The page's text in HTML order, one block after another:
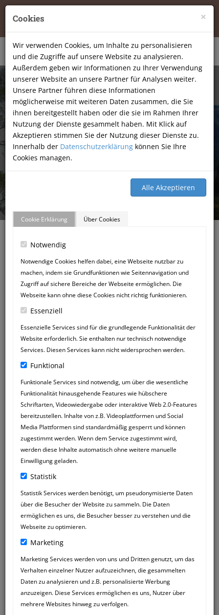
×
Cookies
Wir verwenden Cookies, um Inhalte zu personalisieren
und die Zugriffe auf unsere Website zu analysieren.
Außerdem geben wir Informationen zu Ihrer Verwendung
unserer Website an unsere Partner für Analysen weiter.
Unsere Partner führen diese Informationen
möglicherweise mit weiteren Daten zusammen, die Sie
ihnen bereitgestellt haben oder die sie im Rahmen Ihrer
Nutzung der Dienste gesammelt haben. Mit Klick auf
Akzeptieren stimmen Sie der Nutzung dieser Dienste zu.
Innerhalb der Datenschutzerklärung können Sie Ihre
Cookies managen.
Cookie Erklärung Über Cookies
Notwendig
Notwendige Cookies helfen dabei, eine Webseite nutzbar zu
machen, indem sie Grundfunktionen wie Seitennavigation und
Zugriff auf sichere Bereiche der Webseite ermöglichen. Die
Webseite kann ohne diese Cookies nicht richtig funktionieren.
Essenziell
Essenzielle Services sind für die grundlegende Funktionalität der
Website erforderlich. Sie enthalten nur technisch notwendige
Services. Diesen Services kann nicht widersprochen werden.
Funktional
Funktionale Services sind notwendig, um über die wesentliche
Funktionalität hinausgehende Features wie hübschere
Schriftarten, Videowiedergabe oder interaktive Web 2.0-Features
bereitzustellen. Inhalte von z.B. Videoplattformen und Social
Media Plattformen sind standardmäßig gesperrt und können
zugestimmt werden. Wenn dem Service zugestimmt wird,
werden diese Inhalte automatisch ohne weitere manuelle
Einwilligung geladen.
Statistik
Statistik Services werden benötigt, um pseudonymisierte Daten
über die Besucher der Website zu sammeln. Die Daten
ermöglichen es uns, die Besucher besser zu verstehen und die
Webseite zu optimieren.
Marketing
Marketing Services werden von uns und Dritten genutzt, um das
Verhalten einzelner Nutzer aufzuzeichnen, die gesammelten
Daten zu analysieren und z.B. personalisierte Werbung
anzuzeigen. Diese Services ermöglichen es uns, Nutzer über
mehrere Websites hinweg zu verfolgen.
|
07134-9177806
NEUER
GÄSTEBUCHEINTRAG
Zurück zum Gästebuch
WOLFINGER UWE
Liebes Mössner Team,
Ihnen Bedanken wie sie unserem Hund
Lucky geholfen haben . Wir sind sehr
froh das es solche Menschen gibt wo
absulut mit Tieren und Menschen
umgehen können .Vielen Lieben Dank